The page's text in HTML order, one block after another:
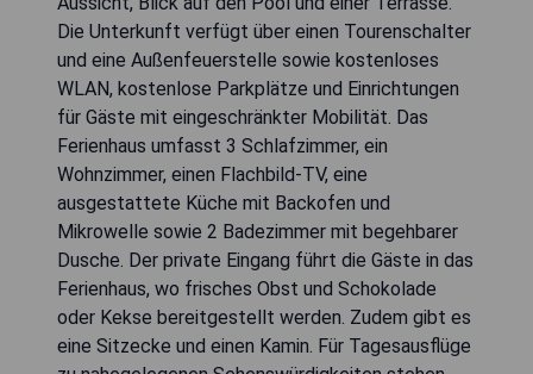
Die Unterkunft verfügt über einen Tourenschalter
und eine Außenfeuerstelle sowie kostenloses
WLAN, kostenlose Parkplätze und Einrichtungen
für Gäste mit eingeschränkter Mobilität. Das
Ferienhaus umfasst 3 Schlafzimmer, ein
Wohnzimmer, einen Flachbild-TV, eine
ausgestattete Küche mit Backofen und
Mikrowelle sowie 2 Badezimmer mit begehbarer
Dusche. Der private Eingang führt die Gäste in das
Ferienhaus, wo frisches Obst und Schokolade
oder Kekse bereitgestellt werden. Zudem gibt es
eine Sitzecke und einen Kamin. Für Tagesausflüge